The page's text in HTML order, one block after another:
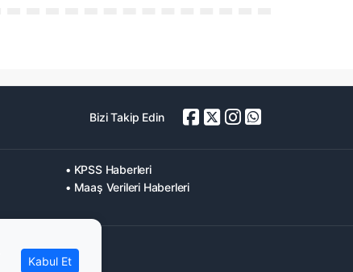
Bizi Takip Edin
• KPSS Haberleri
• Maaş Verileri Haberleri
Kabul Et